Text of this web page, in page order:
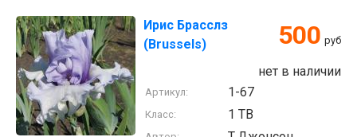
Ирис Брасслз
(Brussels)
500 руб
нет в наличии
Артикул: 1-67
Класс: 1 TB